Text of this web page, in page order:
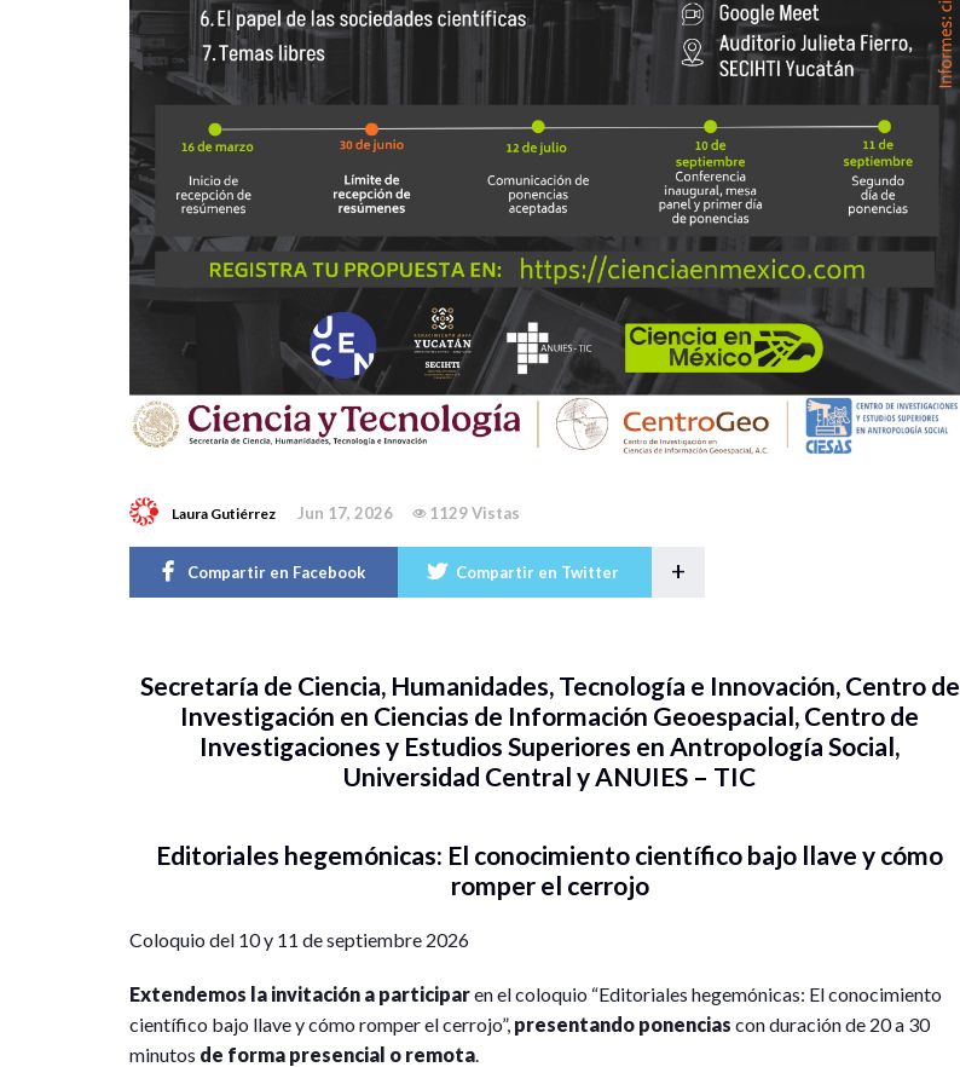
Laura Gutiérrez Jun 17, 2026 1129 Vistas
Compartir en Facebook Compartir en Twitter +
Secretaría de Ciencia, Humanidades, Tecnología e Innovación, Centro de
Investigación en Ciencias de Información Geoespacial, Centro de
Investigaciones y Estudios Superiores en Antropología Social,
Universidad Central y ANUIES – TIC
Editoriales hegemónicas: El conocimiento científico bajo llave y cómo
romper el cerrojo
Coloquio del 10 y 11 de septiembre 2026
Extendemos la invitación a participaren el coloquio “Editoriales hegemónicas: El conocimiento
científico bajo llave y cómo romper el cerrojo”, presentando ponencias con duración de 20 a 30
minutos de forma presencial o remota